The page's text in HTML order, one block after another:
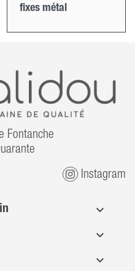
fixes métal
Fontanche
Instagram